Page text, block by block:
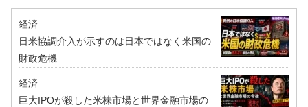
経済
日米協調介入が示すのは日本ではなく米国の
財政危機
経済
巨大IPOが殺した米株市場と世界金融市場の